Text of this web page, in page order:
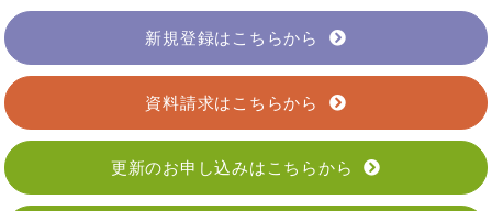
新規登録はこちらから
資料請求はこちらから
更新のお申し込みはこちらから